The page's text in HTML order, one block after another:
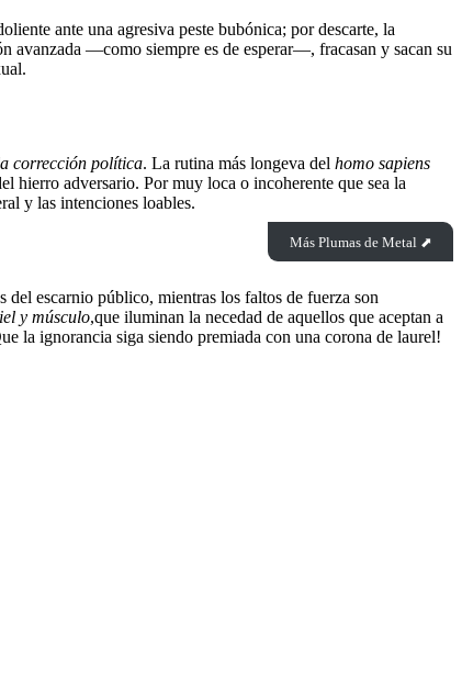
ante una agresiva peste bubónica; por descarte, la
avanzada —como siempre es de esperar—, fracasan y sacan su
corrección política. La rutina más longeva del homo sapiens
hierro adversario. Por muy loca o incoherente que sea la
y las intenciones loables.
Más Plumas de Metal ⬈
del escarnio público, mientras los faltos de fuerza son
y músculo,que iluminan la necedad de aquellos que aceptan a
la ignorancia siga siendo premiada con una corona de laurel!